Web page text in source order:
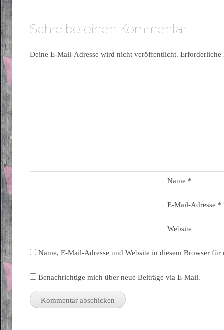
Schreibe einen Kommentar
Deine E-Mail-Adresse wird nicht veröffentlicht.
Name *
E-Mail-Adresse *
Website
Name, E-Mail-Adresse und Website in diesem Browser
Benachrichtige mich über neue Beiträge via E-Mail.